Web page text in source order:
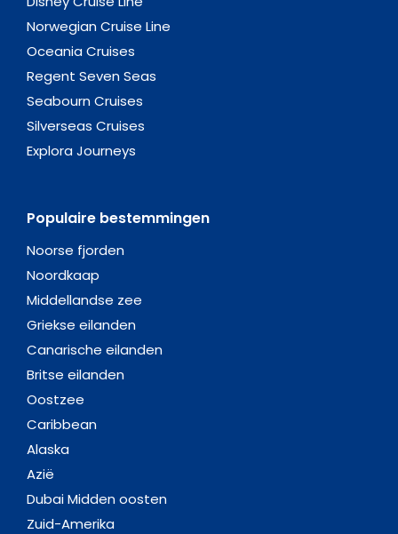
Norwegian Cruise Line
Oceania Cruises
Regent Seven Seas
Seabourn Cruises
Silverseas Cruises
Explora Journeys
Populaire bestemmingen
Noorse fjorden
Noordkaap
Middellandse zee
Griekse eilanden
Canarische eilanden
Britse eilanden
Oostzee
Caribbean
Alaska
Azië
Dubai Midden oosten
Zuid-Amerika